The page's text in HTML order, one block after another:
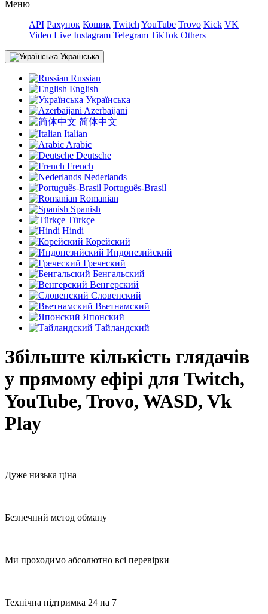
Меню
API Рахунок Кошик Twitch YouTube Trovo Kick VK
Video Live Instagram Telegram TikTok Others
Українська
Russian
English
Українська
Azerbaijani
简体中文
Italian
Arabic
Deutsche
French
Nederlands
Português-Brasil
Romanian
Spanish
Türkçe
Hindi
Корейский
Индонезийский
Греческий
Бенгальский
Венгерский
Словенский
Вьетнамский
Японский
Тайландский
Збільште кількість глядачів
у прямому ефірі для Twitch,
YouTube, Trovo, WASD, Vk
Play
Дуже низька ціна
Безпечний метод обману
Ми проходимо абсолютно всі перевірки
Технічна підтримка 24 на 7